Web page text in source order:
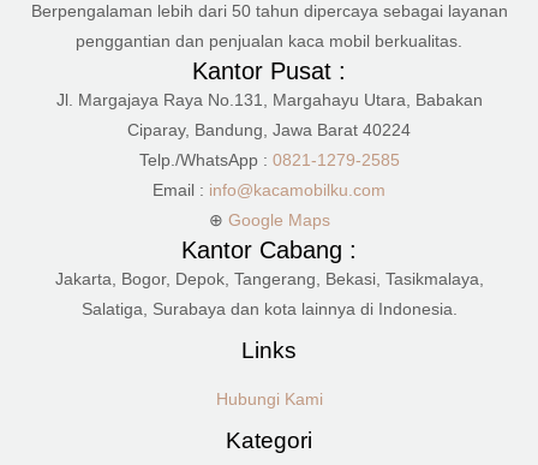
Berpengalaman lebih dari 50 tahun dipercaya sebagai layanan
penggantian dan penjualan kaca mobil berkualitas.
Kantor Pusat :
Jl. Margajaya Raya No.131, Margahayu Utara, Babakan
Ciparay, Bandung, Jawa Barat 40224
Telp./WhatsApp : 0821-1279-2585
Email : info@kacamobilku.com
⊕ Google Maps
Kantor Cabang :
Jakarta, Bogor, Depok, Tangerang, Bekasi, Tasikmalaya,
Salatiga, Surabaya dan kota lainnya di Indonesia.
Links
Hubungi Kami
Kategori